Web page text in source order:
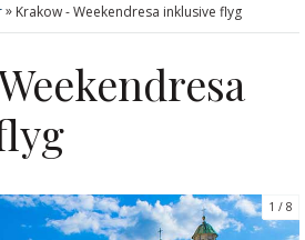
» Krakow - Weekendresa inklusive flyg
1 8